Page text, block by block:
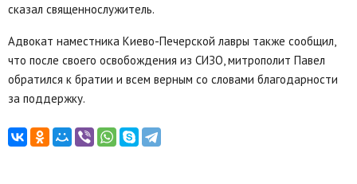
сказал священнослужитель.
Адвокат наместника Киево-Печерской лавры также сообщил,
что после своего освобождения из СИЗО, митрополит Павел
обратился к братии и всем верным со словами благодарности
за поддержку.